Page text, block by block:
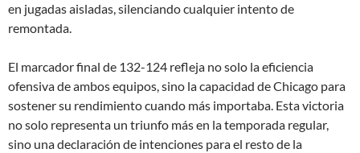
en jugadas aisladas, silenciando cualquier intento de
remontada.
El marcador final de 132-124 refleja no solo la eficiencia
ofensiva de ambos equipos, sino la capacidad de Chicago para
sostener su rendimiento cuando más importaba. Esta victoria
no solo representa un triunfo más en la temporada regular,
sino una declaración de intenciones para el resto de la